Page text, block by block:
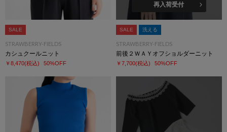
SALE
STRAWBERRY-FIELDS
カシュクールニット
￥8,470(税込) 50%OFF
再入荷受付
SALE 洗える
STRAWBERRY-FIELDS
前後２ＷＡＹオフショルダーニット
￥7,700(税込) 50%OFF